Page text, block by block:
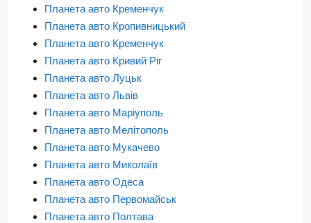
Планета авто Кременчук
Планета авто Кропивницький
Планета авто Кременчук
Планета авто Кривий Ріг
Планета авто Луцьк
Планета авто Львів
Планета авто Маріуполь
Планета авто Мелітополь
Планета авто Мукачево
Планета авто Миколаїв
Планета авто Одеса
Планета авто Первомайськ
Планета авто Полтава